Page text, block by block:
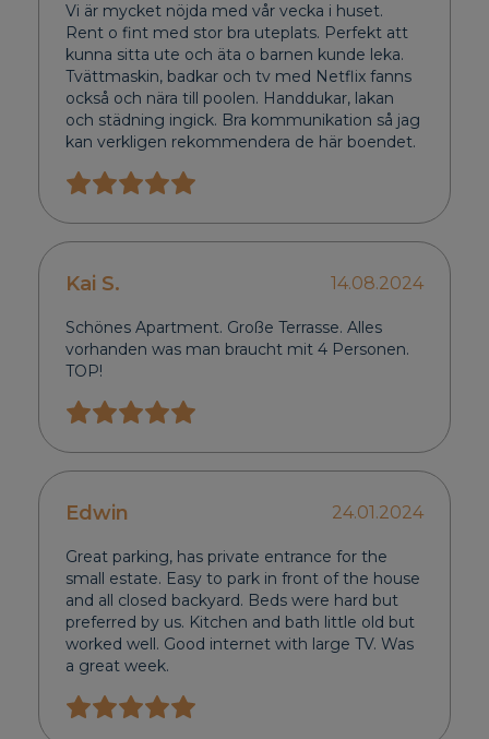
Vi är mycket nöjda med vår vecka i huset.
Rent o fint med stor bra uteplats. Perfekt att
kunna sitta ute och äta o barnen kunde leka.
Tvättmaskin, badkar och tv med Netflix fanns
också och nära till poolen. Handdukar, lakan
och städning ingick. Bra kommunikation så jag
kan verkligen rekommendera de här boendet.
Kai S. 14.08.2024
Schönes Apartment. Große Terrasse. Alles
vorhanden was man braucht mit 4 Personen.
TOP!
Edwin 24.01.2024
Great parking, has private entrance for the
small estate. Easy to park in front of the house
and all closed backyard. Beds were hard but
preferred by us. Kitchen and bath little old but
worked well. Good internet with large TV. Was
a great week.